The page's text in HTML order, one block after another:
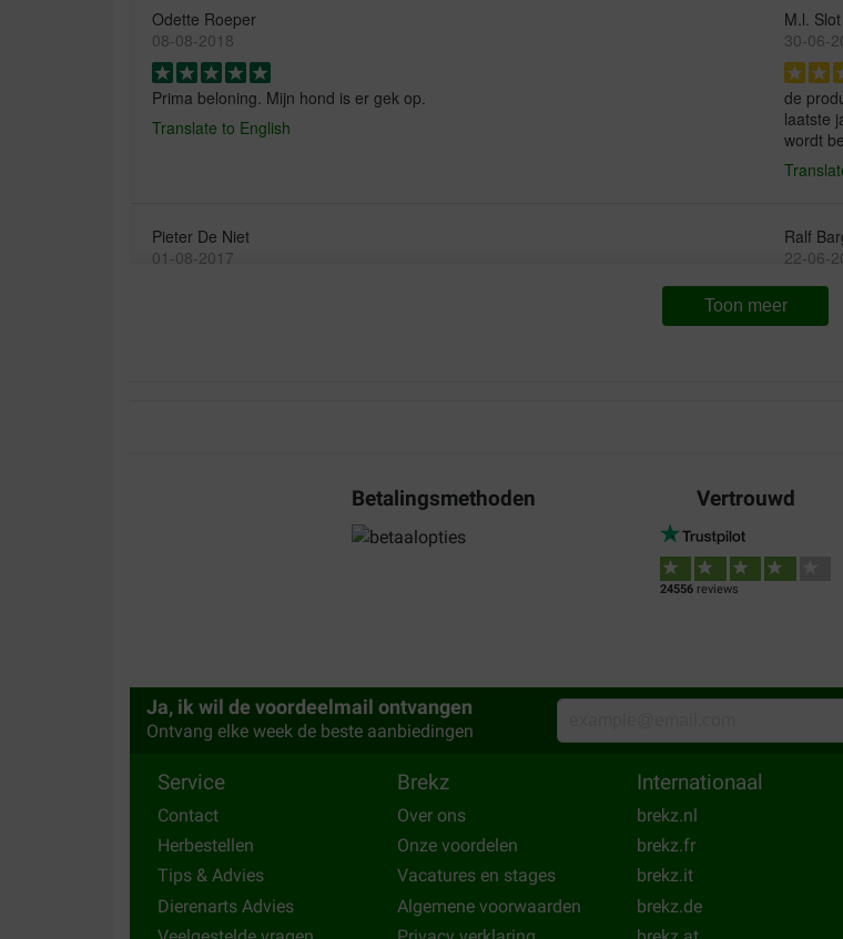
Odette Roeper
08-08-2018
Prima beloning. Mijn hond is er gek op.
Translate to English
M.l. Slot
30-06-
de
laatste
wordt
Pieter De Niet
01-08-2017
Ralf
22-06-
Top
Il adore. Très satisfait du produit
sehr
mon chien aime bien ces bâtonnets et le prix et très correct.
Translate to English
Bon
Toon meer
Betalingsmethoden Vertrouwd
24556reviews
Ja, ik wil de voordeelmail ontvangen
Ontvang elke week de beste aanbiedingen
Service
Contact
Herbestellen
Tips & Advies
Dierenarts Advies
Brekz
Over ons
Onze voordelen
Vacatures en stages
Algemene voorwaarden
Internationaal
brekz.nl
brekz.fr
brekz.it
brekz.de